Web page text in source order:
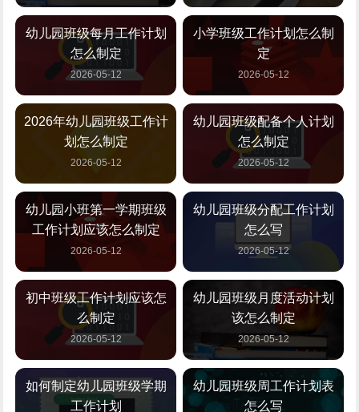
幼儿园班级每月工作计划
怎么制定
2026-05-12
小学班级工作计划怎么制
定
2026-05-12
2026年幼儿园班级工作计
划怎么制定
2026-05-12
幼儿园班级配备个人计划
怎么制定
2026-05-12
幼儿园小班第一学期班级
工作计划应该怎么制定
2026-05-12
幼儿园班级分配工作计划
怎么写
2026-05-12
初中班级工作计划应该怎
么制定
2026-05-12
幼儿园班级月度活动计划
该怎么制定
2026-05-12
如何制定幼儿园班级学期
工作计划
幼儿园班级周工作计划表
怎么写